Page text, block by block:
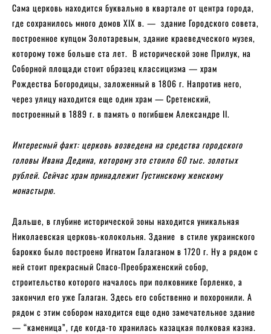
Сама церковь находится буквально в квартале от центра города,
где сохранилось много домов XIX в. — здание Городского совета,
построенное купцом Золотаревым, здание краеведческого музея,
которому тоже больше ста лет. В исторической зоне Прилук, на
Соборной площади стоит образец классицизма — храм
Рождества Богородицы, заложенный в 1806 г. Напротив него,
через улицу находится еще один храм — Сретенский,
построенный в 1889 г. в память о погибшем Александре II.
Интересный факт: церковь возведена на средства городского
головы Ивана Дедина, которому это стоило 60 тыс. золотых
рублей. Сейчас храм принадлежит Густинскому женскому
монастырю.
Дальше, в глубине исторической зоны находится уникальная
Николаевская церковь-колокольня. Здание в стиле украинского
барокко было построено Игнатом Галаганом в 1720 г. Ну а рядом с
ней стоит прекрасный Спасо-Преображенский собор,
строительство которого началось при полковнике Горленко, а
закончил его уже Галаган. Здесь его собственно и похоронили. А
рядом с этим собором находится еще одно замечательное здание
— “каменица”, где когда-то хранилась казацкая полковая казна.